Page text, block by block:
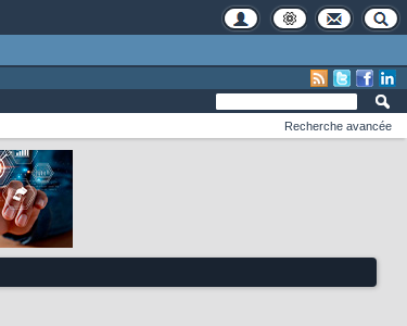
Recherche avancée